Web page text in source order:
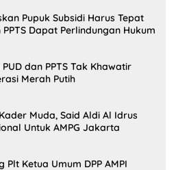
Pupuk Subsidi Harus Tepat
Dapat Perlindungan Hukum
dan PPTS Tak Khawatir
Merah Putih
Muda, Said Aldi Al Idrus
Untuk AMPG Jakarta
Ketua Umum DPP AMPI